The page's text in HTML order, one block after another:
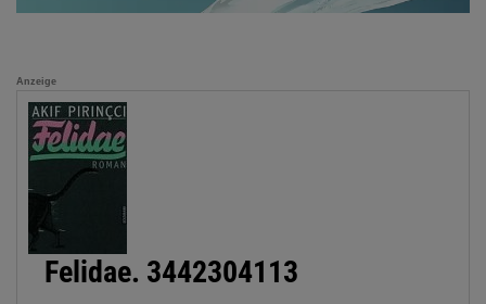
Anzeige
Felidae. 3442304113